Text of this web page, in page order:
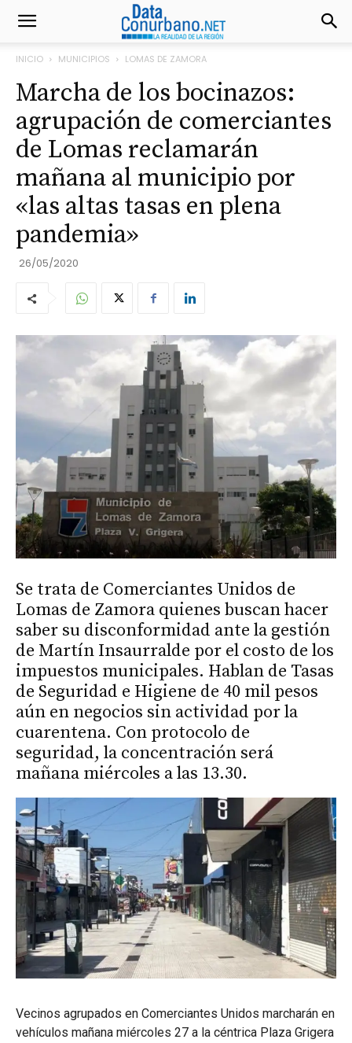
INICIO MUNICIPIOS LOMAS DE ZAMORA
Marcha de los bocinazos:
agrupación de comerciantes
de Lomas reclamarán
mañana al municipio por
«las altas tasas en plena
pandemia»
26/05/2020
Se trata de Comerciantes Unidos de
Lomas de Zamora quienes buscan hacer
saber su disconformidad ante la gestión
de Martín Insaurralde por el costo de los
impuestos municipales. Hablan de Tasas
de Seguridad e Higiene de 40 mil pesos
aún en negocios sin actividad por la
cuarentena. Con protocolo de
seguridad, la concentración será
mañana miércoles a las 13.30.
Vecinos agrupados en Comerciantes Unidos marcharán en
vehículos mañana miércoles 27 a la céntrica Plaza Grigera